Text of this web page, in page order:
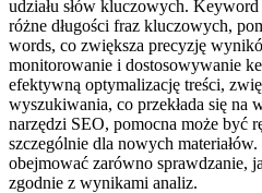
udziału słów kluczowych.
różne długości fraz kluczowych,
words, co zwiększa precyzję
monitorowanie i dostosowywanie
efektywną optymalizację treści,
wyszukiwania, co przekłada się na
narzędzi SEO, pomocna może być
szczególnie dla nowych
obejmować zarówno sprawdzanie,
zgodnie z wynikami analiz.